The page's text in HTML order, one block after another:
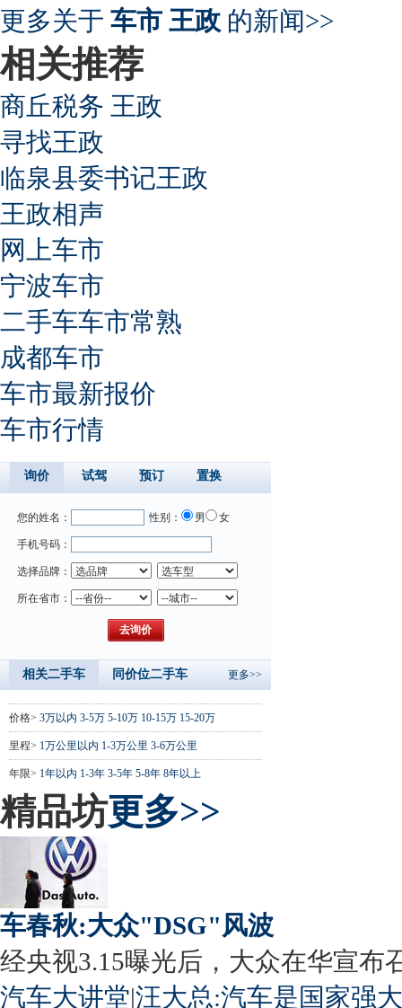
更多关于 车市 王政 的新闻>>
相关推荐
商丘税务 王政
寻找王政
临泉县委书记王政
王政相声
网上车市
宁波车市
二手车车市常熟
成都车市
车市最新报价
车市行情
询价 试驾 预订 置换
您的姓名： 性别： 男 女
手机号码：
选择品牌：
所在省市：
相关二手车 同价位二手车 更多>>
价格> 3万以内 3-5万 5-10万 10-15万 15-20万
里程> 1万公里以内 1-3万公里 3-6万公里
年限> 1年以内 1-3年 3-5年 5-8年 8年以上
精品坊更多>>
车春秋:大众"DSG"风波
经央视3.15曝光后，大众在华宣布
汽车大讲堂|汪大总:汽车是国家强